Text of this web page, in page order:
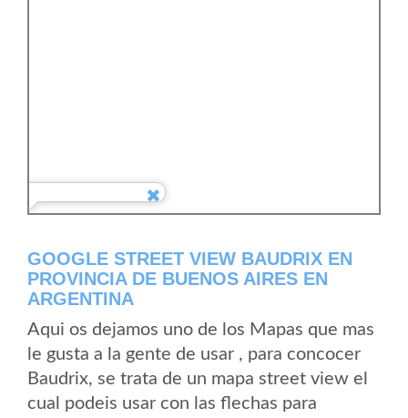
GOOGLE STREET VIEW BAUDRIX EN
PROVINCIA DE BUENOS AIRES EN
ARGENTINA
Aqui os dejamos uno de los Mapas que mas
le gusta a la gente de usar , para concocer
Baudrix, se trata de un mapa street view el
cual podeis usar con las flechas para